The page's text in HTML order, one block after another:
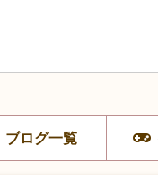
ブログ一覧